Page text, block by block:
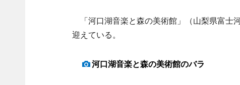
「河口湖音楽と森の美術館」（山梨県富士
迎えている。
河口湖音楽と森の美術館のバラ